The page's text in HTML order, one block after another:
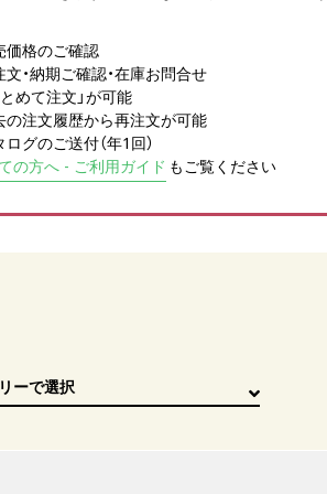
価格のご確認
文・納期ご確認・在庫お問合せ
とめて注文」が可能
の注文履歴から再注文が可能
ログのご送付（年1回）
の方へ - ご利用ガイド もご覧ください